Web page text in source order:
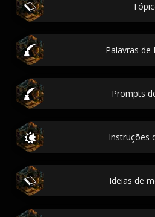
Palavras de
Prompts
Instruções
Ideias de